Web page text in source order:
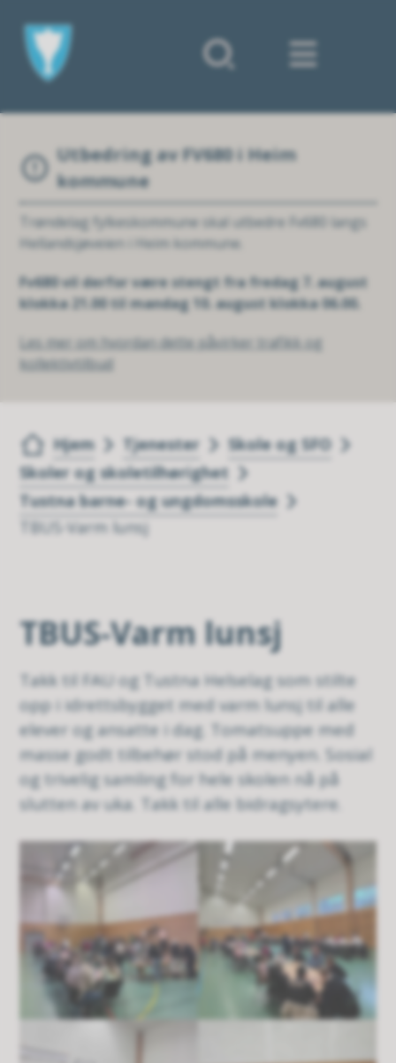
Forsiden
Utbedring av FV680 i Heim
kommune
Trøndelag fylkeskommune skal utbedre Fv680 langs
Hellandsjøveien i Heim kommune.
Fv680 vil derfor være stengt fra fredag 7. august
klokka 21.00 til mandag 10. august klokka 06.00.
Les mer om hvordan dette påvirker trafikk og
kollektivtilbud
Du er her:
Hjem Tjenester
Skole og SFO
Skoler og skoletilhørighet
Tustna barne- og ungdomsskole
TBUS-Varm lunsj
TBUS-Varm lunsj
Takk til FAU og Tustna Helselag som stilte
opp i idrettsbygget med varm lunsj til alle
elever og ansatte i dag. Tomatsuppe med
masse godt tilbehør stod på menyen. Sosial
og trivelig samling for hele skolen nå på
slutten av uka. Takk til alle bidragsytere.